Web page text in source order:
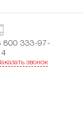
800 333-97-
звонок